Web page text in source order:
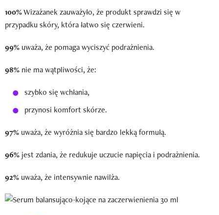
100%Wizażanek zauważyło, że produkt sprawdzi się w
przypadku skóry, która łatwo się czerwieni.
99% uważa, że pomaga wyciszyć podrażnienia.
98% nie ma wątpliwości, że:
szybko się wchłania,
przynosi komfort skórze.
97% uważa, że wyróżnia się bardzo lekką formułą.
96% jest zdania, że redukuje uczucie napięcia i podrażnienia.
92% uważa, że intensywnie nawilża.